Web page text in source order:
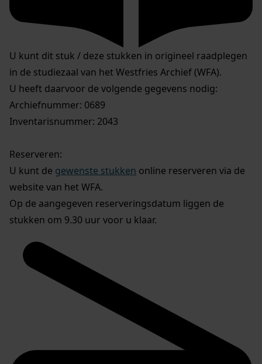
U kunt dit stuk / deze stukken in origineel raadplegen
in de studiezaal van het Westfries Archief (WFA).
U heeft daarvoor de volgende gegevens nodig:
Archiefnummer: 0689
Inventarisnummer: 2043
Reserveren:
U kunt de gewenste stukken online reserveren via de
website van het WFA.
Op de aangegeven reserveringsdatum liggen de
stukken om 9.30 uur voor u klaar.